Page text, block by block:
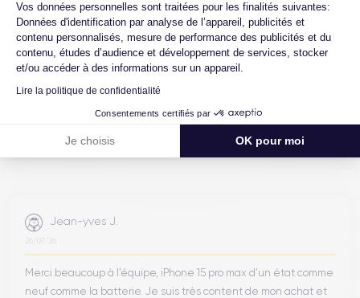
Vos données personnelles sont traitées pour les finalités suivantes:
Données d'identification par analyse de l’appareil, publicités et
contenu personnalisés, mesure de performance des publicités et du
contenu, études d’audience et développement de services, stocker
et/ou accéder à des informations sur un appareil.
Lire la politique de confidentialité
Consentements certifiés par
Je choisis OK pour moi
4.6/5
Excellent
Jean-yves J.
26/07/26
Merci beaucoup à l’équipe, iPhone 15 pro max d’un état comme
neuf comme la batterie. Je suis très content de mon achat et